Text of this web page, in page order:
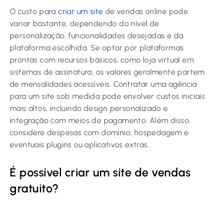
O custo paracriar um site de vendas online pode
variar bastante, dependendo do nível de
personalização, funcionalidades desejadas e da
plataforma escolhida. Se optar por plataformas
prontas com recursos básicos, como loja virtual em
sistemas de assinatura, os valores geralmente partem
de mensalidades acessíveis. Contratar uma agência
para um site sob medida pode envolver custos iniciais
mais altos, incluindo design personalizado e
integração com meios de pagamento. Além disso,
considere despesas com domínio, hospedagem e
eventuais plugins ou aplicativos extras.
É possível criar um site de vendas
gratuito?